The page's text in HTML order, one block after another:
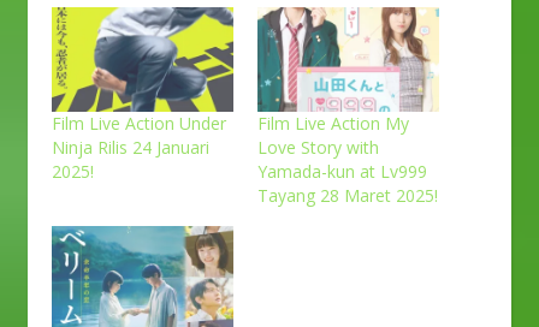
Film Live Action Under
Ninja Rilis 24 Januari
2025!
Film Live Action My
Love Story with
Yamada-kun at Lv999
Tayang 28 Maret 2025!